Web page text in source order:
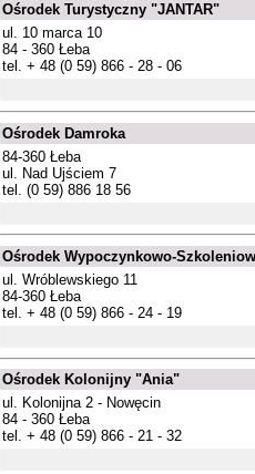
Ośrodek Turystyczny "JANTAR"
ul. 10 marca 10
84 - 360 Łeba
tel. + 48 (0 59) 866 - 28 - 06
Ośrodek Damroka
84-360 Łeba
ul. Nad Ujściem 7
tel. (0 59) 886 18 56
Ośrodek Wypoczynkowo-
ul. Wróblewskiego 11
84-360 Łeba
tel. + 48 (0 59) 866 - 24 - 19
Ośrodek Kolonijny "Ania"
ul. Kolonijna 2 - Nowęcin
84 - 360 Łeba
tel. + 48 (0 59) 866 - 21 - 32